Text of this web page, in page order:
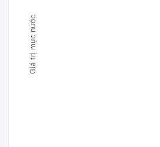
Giá trị mực nước